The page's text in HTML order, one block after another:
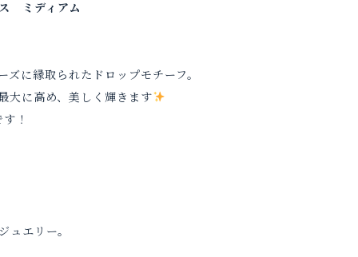
ミディアム
に縁取られたドロップモチーフ。
大に高め、美しく輝きます
！
エリー。